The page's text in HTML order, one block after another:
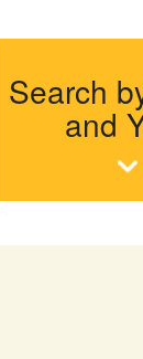
Search
and